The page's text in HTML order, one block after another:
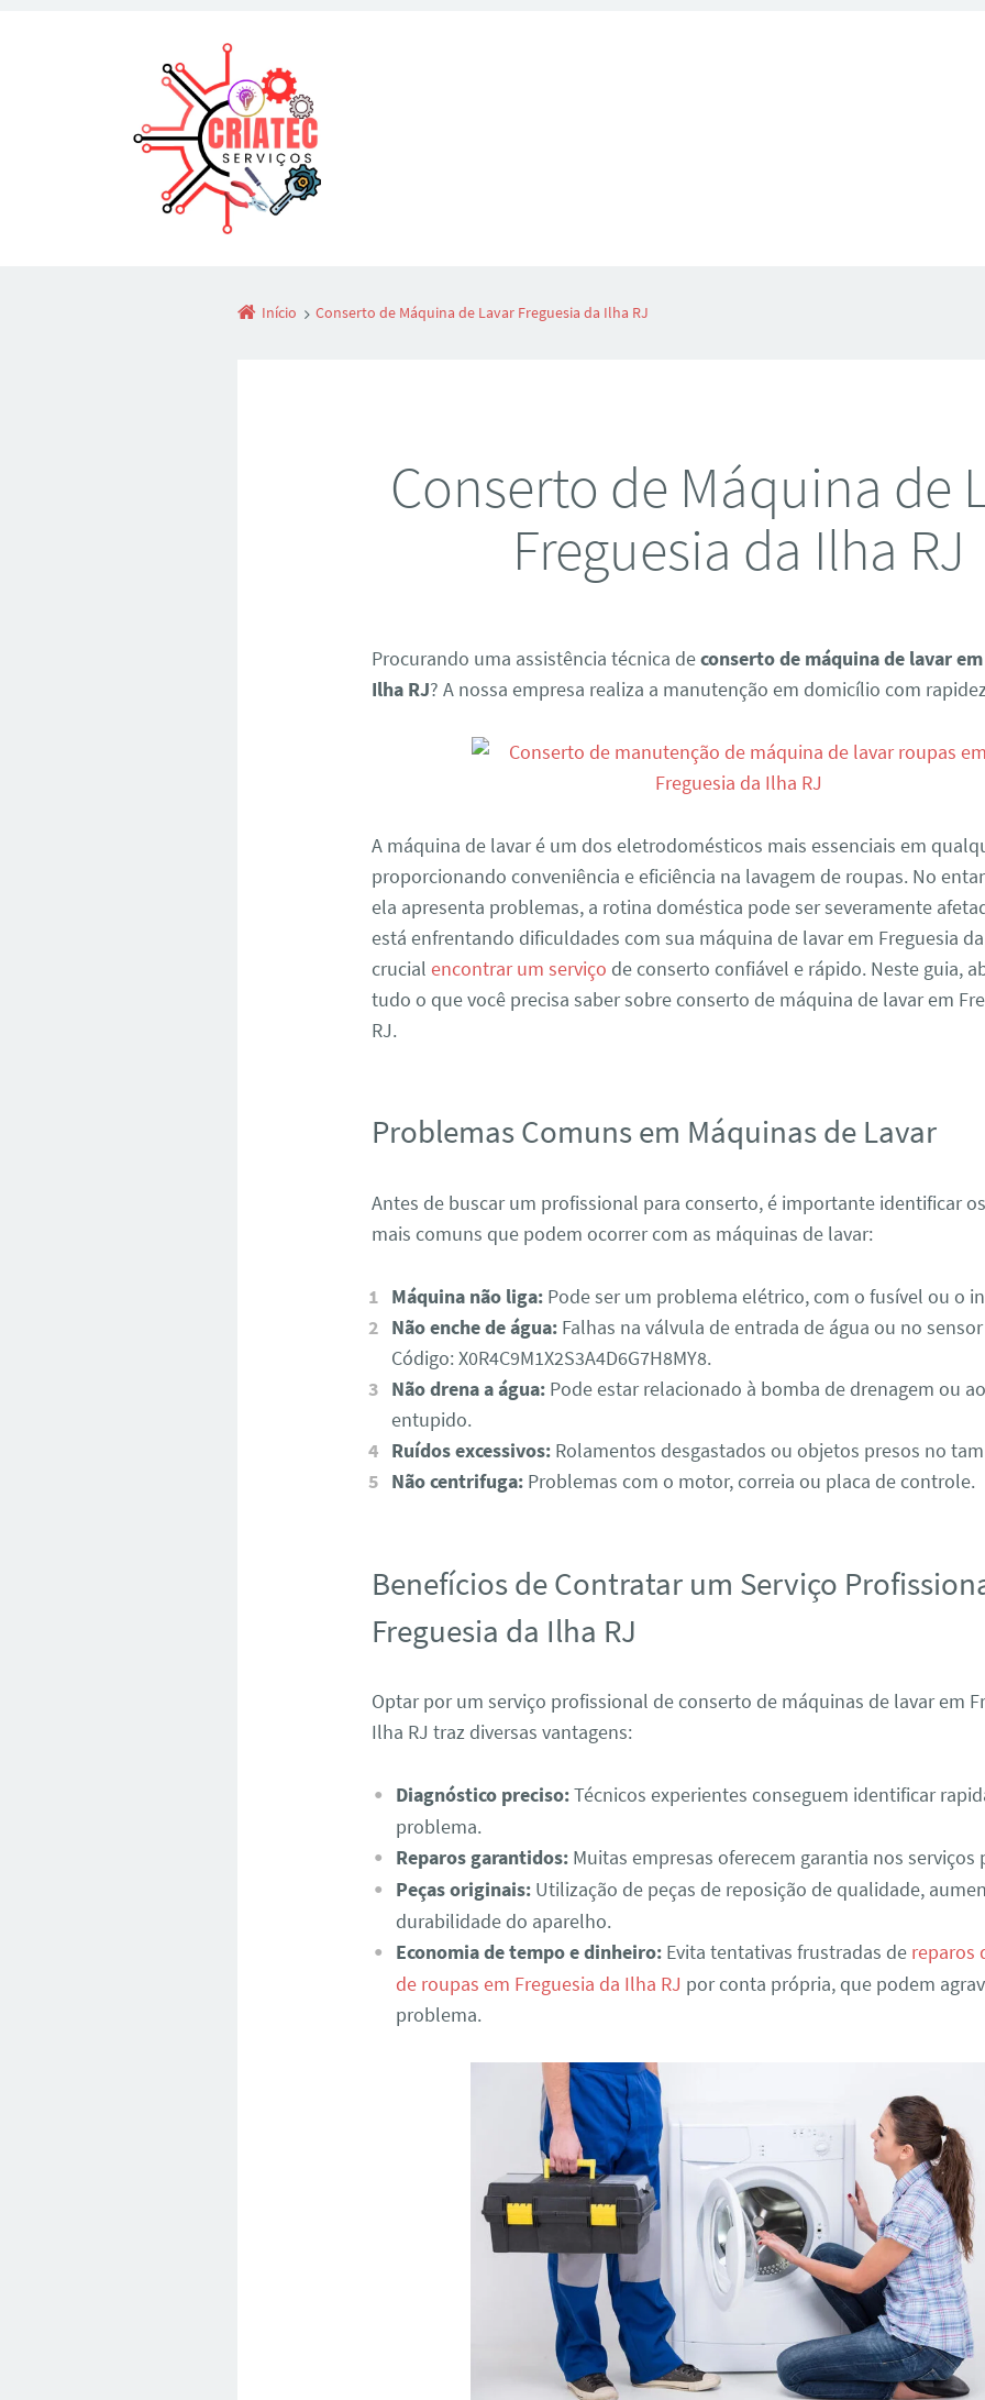
Início Conserto de Máquina de Lavar Freguesia da Ilha RJ
Conserto de Máquina de
Freguesia da Ilha RJ
Procurando uma assistência técnica deconserto de máquina de lavar
Ilha RJ? A nossa empresa realiza a manutenção em domicílio com
A máquina de lavar é um dos eletrodomésticos mais essenciais em
proporcionando conveniência e eficiência na lavagem de roupas. No
ela apresenta problemas, a rotina doméstica pode ser severamente
está enfrentando dificuldades com sua máquina de lavar em Freguesia
crucialencontrar um serviço de conserto confiável e rápido. Neste guia,
tudo o que você precisa saber sobre conserto de máquina de lavar em
RJ.
Problemas Comuns em Máquinas de Lavar
Antes de buscar um profissional para conserto, é importante identificar
mais comuns que podem ocorrer com as máquinas de lavar:
Máquina não liga:Pode ser um problema elétrico, com o fusível ou o
Não enche de água:Falhas na válvula de entrada de água ou no
Código: X0R4C9M1X2S3A4D6G7H8MY8.
Não drena a água:Pode estar relacionado à bomba de drenagem ou
entupido.
Ruídos excessivos:Rolamentos desgastados ou objetos presos no
Não centrifuga:Problemas com o motor, correia ou placa de controle.
Benefícios de Contratar um Serviço
Freguesia da Ilha RJ
Optar por um serviço profissional de conserto de máquinas de lavar em
Ilha RJ traz diversas vantagens:
Diagnóstico preciso:Técnicos experientes conseguem identificar
problema.
Reparos garantidos:Muitas empresas oferecem garantia nos serviços
Peças originais:Utilização de peças de reposição de qualidade,
durabilidade do aparelho.
Economia de tempo e dinheiro:Evita tentativas frustradas de reparos
de roupas em Freguesia da Ilha RJ por conta própria, que podem
problema.